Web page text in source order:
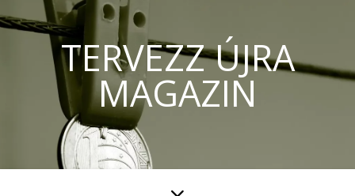
TERVEZZ ÚJRA
MAGAZIN